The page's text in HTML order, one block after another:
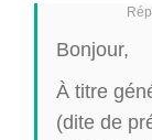
Bonjour,
À titre
(dite de